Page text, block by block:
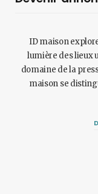
ID maison
lumière des lieux
domaine de la
maison se